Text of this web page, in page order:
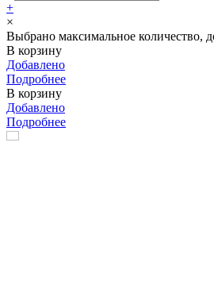
+
×
Выбрано максимальное количество,
В корзину
Добавлено
Подробнее
В корзину
Добавлено
Подробнее